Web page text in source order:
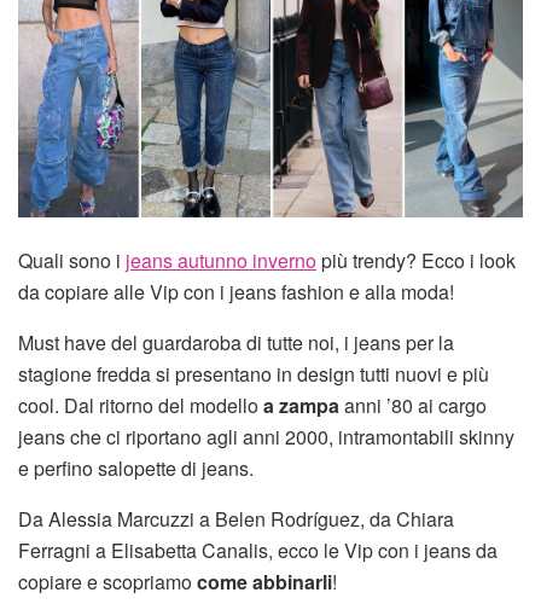
Quali sono i jeans autunno invernopiù trendy? Ecco i look
da copiare alle Vip con i jeans fashion e alla moda!
Must have del guardaroba di tutte noi, i jeans per la
stagione fredda si presentano in design tutti nuovi e più
cool. Dal ritorno del modelloa zampa anni ’80 ai cargo
jeans che ci riportano agli anni 2000, intramontabili skinny
e perfino salopette di jeans.
Da Alessia Marcuzzi a Belen Rodríguez, da Chiara
Ferragni a Elisabetta Canalis, ecco le Vip con i jeans da
copiare e scopriamocome abbinarli!